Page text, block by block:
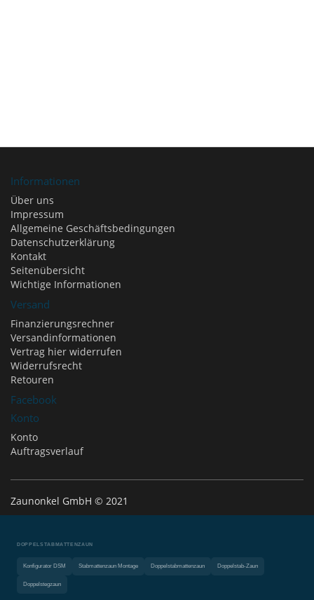
Informationen
Über uns
Impressum
Allgemeine Geschäftsbedingungen
Datenschutzerklärung
Kontakt
Seitenübersicht
Wichtige Informationen
Versand
Finanzierungsrechner
Versandinformationen
Vertrag hier widerrufen
Widerrufsrecht
Retouren
Facebook
Konto
Konto
Auftragsverlauf
Zaunonkel GmbH © 2021
DOPPELSTABMATTENZAUN
Konfigurator DSM Stabmattenzaun Montage Doppelstabmattenzaun Doppelstab-Zaun
Doppelstegzaun